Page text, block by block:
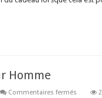
Homme
Commentaires ferméssur